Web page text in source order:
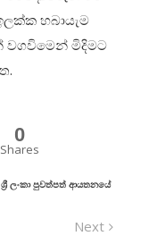
හබායැම
වගවිමෙන් මිදිමට
0
Shares
ලංකා පුවත්පත් ආයතනයේ
Next